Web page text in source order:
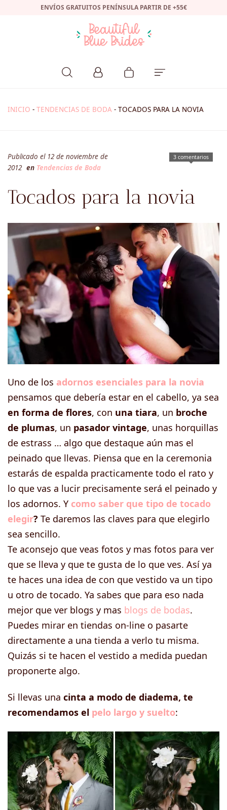
ENVÍOS GRATUITOS PENÍNSULA PARTIR DE +55€
INICIO - TENDENCIAS DE BODA - TOCADOS PARA LA NOVIA
3 comentarios
Publicado el 12 de noviembre de
2012 en Tendencias de Boda
Tocados para la novia
Uno de los adornos esenciales para la novia
pensamos que debería estar en el cabello, ya sea
en forma de flores, con una tiara, un broche
de plumas, un pasador vintage, unas horquillas
de estrass … algo que destaque aún mas el
peinado que llevas. Piensa que en la ceremonia
estarás de espalda practicamente todo el rato y
lo que vas a lucir precisamente será el peinado y
los adornos. Y como saber que tipo de tocado
elegir? Te daremos las claves para que elegirlo
sea sencillo.
Te aconsejo que veas fotos y mas fotos para ver
que se lleva y que te gusta de lo que ves. Así ya
te haces una idea de con que vestido va un tipo
u otro de tocado. Ya sabes que para eso nada
mejor que ver blogs y mas blogs de bodas.
Puedes mirar en tiendas on-line o pasarte
directamente a una tienda a verlo tu misma.
Quizás si te hacen el vestido a medida puedan
proponerte algo.
Si llevas una cinta a modo de diadema, te
recomendamos el pelo largo y suelto: